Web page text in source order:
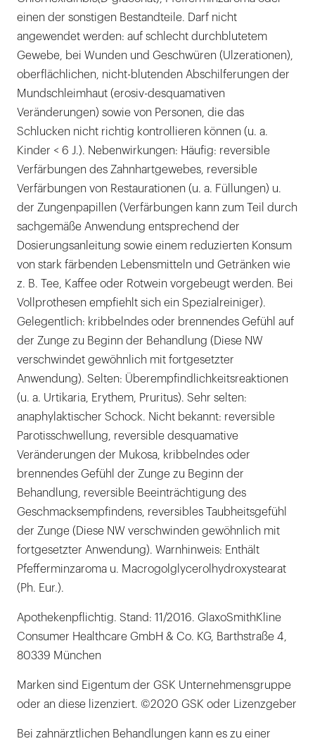
einen der sonstigen Bestandteile. Darf nicht
angewendet werden: auf schlecht durchblutetem
Gewebe, bei Wunden und Geschwüren (Ulzerationen),
oberflächlichen, nicht-blutenden Abschilferungen der
Mundschleimhaut (erosiv-desquamativen
Veränderungen) sowie von Personen, die das
Schlucken nicht richtig kontrollieren können (u. a.
Kinder < 6 J.). Nebenwirkungen: Häufig: reversible
Verfärbungen des Zahnhartgewebes, reversible
Verfärbungen von Restaurationen (u. a. Füllungen) u.
der Zungenpapillen (Verfärbungen kann zum Teil durch
sachgemäße Anwendung entsprechend der
Dosierungsanleitung sowie einem reduzierten Konsum
von stark färbenden Lebensmitteln und Getränken wie
z. B. Tee, Kaffee oder Rotwein vorgebeugt werden. Bei
Vollprothesen empfiehlt sich ein Spezialreiniger).
Gelegentlich: kribbelndes oder brennendes Gefühl auf
der Zunge zu Beginn der Behandlung (Diese NW
verschwindet gewöhnlich mit fortgesetzter
Anwendung). Selten: Überempfindlichkeitsreaktionen
(u. a. Urtikaria, Erythem, Pruritus). Sehr selten:
anaphylaktischer Schock. Nicht bekannt: reversible
Parotisschwellung, reversible desquamative
Veränderungen der Mukosa, kribbelndes oder
brennendes Gefühl der Zunge zu Beginn der
Behandlung, reversible Beeinträchtigung des
Geschmacksempfindens, reversibles Taubheitsgefühl
der Zunge (Diese NW verschwinden gewöhnlich mit
fortgesetzter Anwendung). Warnhinweis: Enthält
Pfefferminzaroma u. Macrogolglycerolhydroxystearat
(Ph. Eur.).
Apothekenpflichtig. Stand: 11/2016. GlaxoSmithKline
Consumer Healthcare GmbH & Co. KG, Barthstraße 4,
80339 München
Marken sind Eigentum der GSK Unternehmensgruppe
oder an diese lizenziert. ©2020 GSK oder Lizenzgeber
Bei zahnärztlichen Behandlungen kann es zu einer